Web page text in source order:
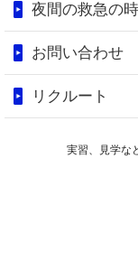
夜間の救急の
お問い合わせ
リクルート
実習、見学な